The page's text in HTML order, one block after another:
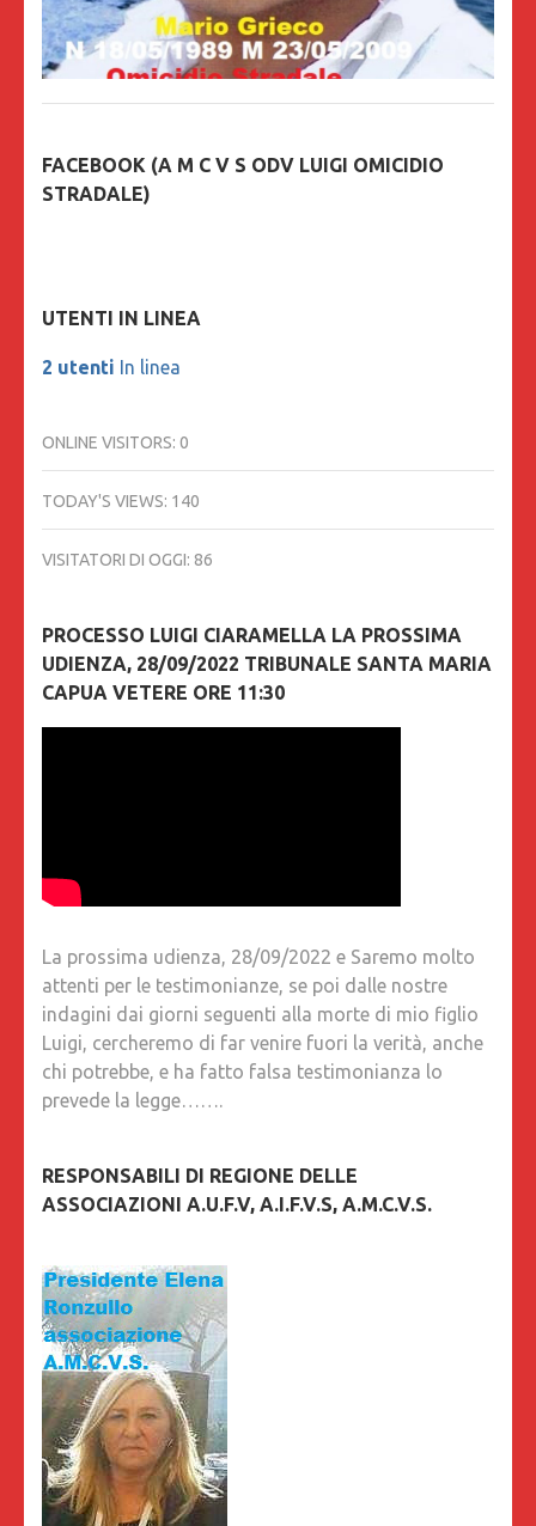
FACEBOOK (A M C V S ODV LUIGI OMICIDIO
STRADALE)
UTENTI IN LINEA
2 utenti In linea
ONLINE VISITORS: 0
TODAY'S VIEWS: 140
VISITATORI DI OGGI: 86
PROCESSO LUIGI CIARAMELLA LA PROSSIMA
UDIENZA, 28/09/2022 TRIBUNALE SANTA MARIA
CAPUA VETERE ORE 11:30
La prossima udienza, 28/09/2022 e Saremo molto
attenti per le testimonianze, se poi dalle nostre
indagini dai giorni seguenti alla morte di mio figlio
Luigi, cercheremo di far venire fuori la verità, anche
chi potrebbe, e ha fatto falsa testimonianza lo
prevede la legge…….
RESPONSABILI DI REGIONE DELLE
ASSOCIAZIONI A.U.F.V, A.I.F.V.S, A.M.C.V.S.